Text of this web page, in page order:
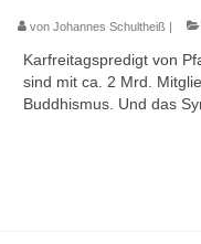
vonJohannes Schultheiß
Karfreitagspredigt von
sind mit ca. 2 Mrd.
Buddhismus. Und das